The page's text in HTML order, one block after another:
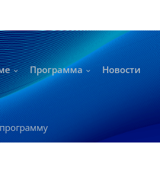
Программа Новости